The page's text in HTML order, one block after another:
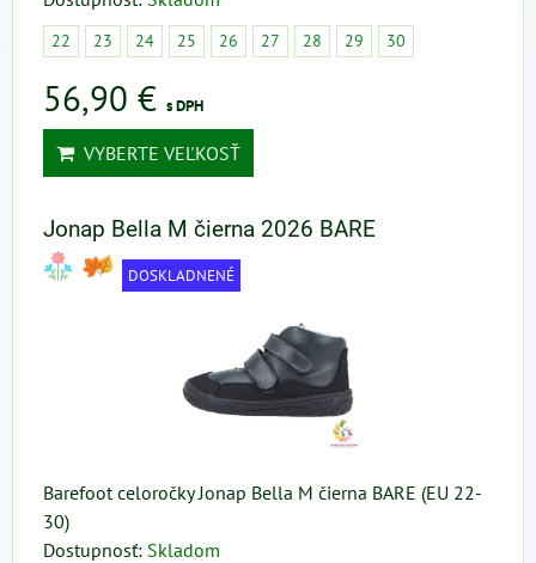
22 23 24 25 26 27 28 29 30
56,90 € s DPH
VYBERTE VEĽKOSŤ
Jonap Bella M čierna 2026 BARE
DOSKLADNENÉ
Barefoot celoročky Jonap Bella M čierna BARE (EU 22-
30)
Dostupnosť: Skladom